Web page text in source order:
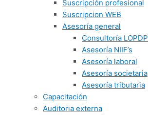
Suscripción profesional
Suscripcion WEB
Asesoría general
Consultoría LOPDP
Asesoría NIIF’s
Asesoría laboral
Asesoría societaria
Asesoría tributaria
Capacitación
Auditoria externa